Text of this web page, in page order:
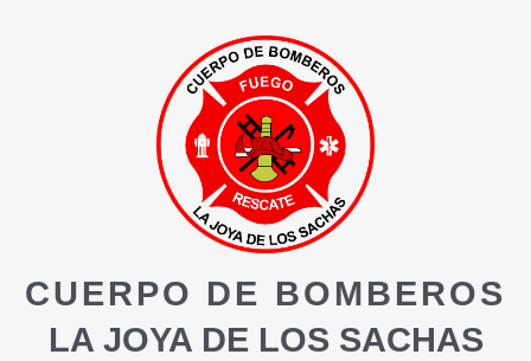
CUERPO DE BOMBEROS
LA JOYA DE LOS SACHAS